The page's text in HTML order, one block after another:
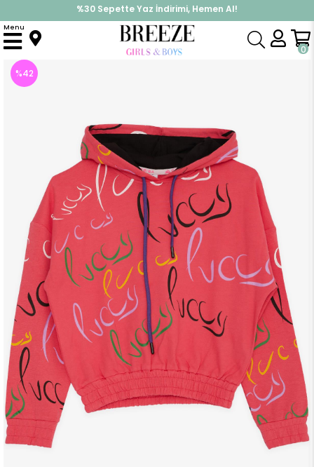
%30 Sepette Yaz İndirimi, Hemen Al!
İndirimlere ek %10 İndirimi Kap, Hemen Üye Ol!
0
Menu
Anasayfa Üst Giyim Sweatshirt Kız Çocuk Sweatshirt Luccy Renkli Yazı Desenli Kapüşonlu Pembe (7 Yaş)
%42